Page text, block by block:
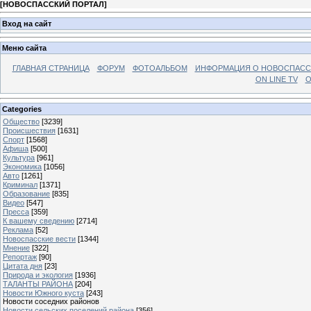
[НОВОСПАССКИЙ ПОРТАЛ]
Вход на сайт
Меню сайта
ГЛАВНАЯ СТРАНИЦА ФОРУМ ФОТОАЛЬБОМ
ИНФОРМАЦИЯ О
ON LINE TV
Categories
Общество [3239]
Происшествия [1631]
Спорт [1568]
Афиша [500]
Культура [961]
Экономика [1056]
Авто [1261]
Криминал [1371]
Образование [835]
Видео [547]
Пресса [359]
К вашему сведению [2714]
Реклама [52]
Новоспасские вести [1344]
Мнение [322]
Репортаж [90]
Цитата дня [23]
Природа и экология [1936]
ТАЛАНТЫ РАЙОНА [204]
Новости Южного куста [243]
Новости соседних районов